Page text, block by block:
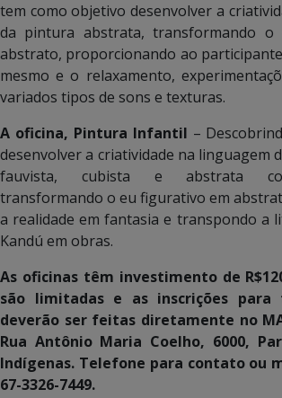
tem como objetivo desenvolver a
da pintura abstrata, transformando o
abstrato, proporcionando ao
mesmo e o relaxamento,
variados tipos de sons e texturas.
A oficina, Pintura Infantil –
desenvolver a criatividade na linguagem
fauvista, cubista e abstrata
transformando o eu figurativo em
a realidade em fantasia e transpondo a
Kandú em obras.
As oficinas têm investimento de
são limitadas e as inscrições para
deverão ser feitas diretamente no
Rua Antônio Maria Coelho, 6000,
Indígenas. Telefone para contato ou
67-3326-7449.